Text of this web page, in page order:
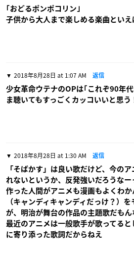
｢おどるポンポコリン｣
子供から大人まで楽しめる楽曲といえ
2018年8月28日 at 1:07 AM 返信
少女革命ウテナのOPは｢これぞ90年
ま聴いてもすっごくカッコいいと思う
2018年8月28日 at 1:30 AM 返信
「そばかす」は良い歌だけど、今の
れないというか、反発強いだろうなー
作った人間がアニメも漫画もよくわ
（キャンディキャンディだっけ？）
が、明治が舞台の作品の主題歌だも
最近のアニメは一般歌手が歌ってる
に寄り添った歌詞だからねえ